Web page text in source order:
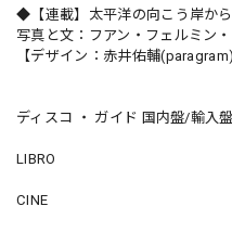
◆【連載】太平洋の向こう岸か
写真と文：フアン・フェルミン・
【デザイン：赤井佑輔(paragram)
ディスコ ・ ガイド 国内盤/輸入盤
LIBRO
CINE